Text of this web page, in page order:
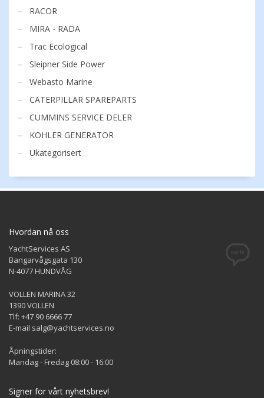
RACOR
MIRA - RADA
Trac Ecological
Sleipner Side Power
Webasto Marine
CATERPILLAR SPAREPARTS
CUMMINS SERVICE DELER
KOHLER GENERATOR
Ukategorisert
Hvordan nå oss
YachtServices AS
Bangarvågsgata 130
N-4077 HUNDVÅG
VOLLEN MARINA 32
1390 VOLLEN
Tlf: +47 90 6666 77
E-mail salg@yachtservices.no
Åpningstider:
Mandag - Fredag 08:00 - 16:00
Signer for vårt nyhetsbrev!